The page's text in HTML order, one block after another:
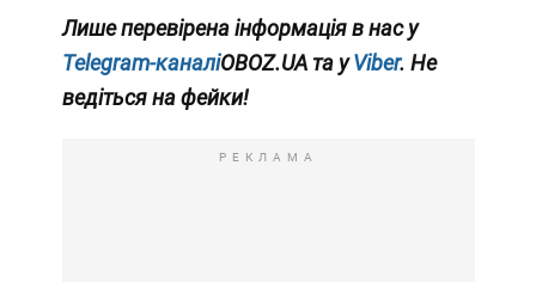
Лише перевірена інформація в нас у
Telegram-каналіOBOZ.UA та уViber. Не
ведіться на фейки!
РЕКЛАМА